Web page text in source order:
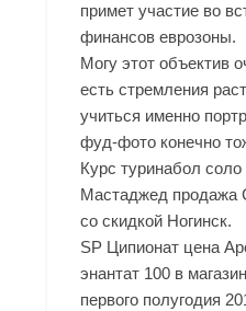
примет участие во
финансов еврозоны.
Могу этот объектив
есть стремления
учиться именно
фуд-фото конечно
Курс туринабол
Мастаджед продажа
со скидкой Ногинск.
SP Ципионат цена
энантат 100 в
первого полугодия